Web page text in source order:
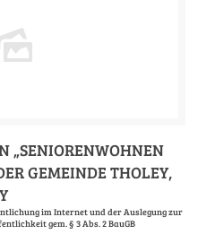
„SENIORENWOHNEN
GEMEINDE THOLEY,
im Internet und der Auslegung zur
gem. § 3 Abs. 2 BauGB